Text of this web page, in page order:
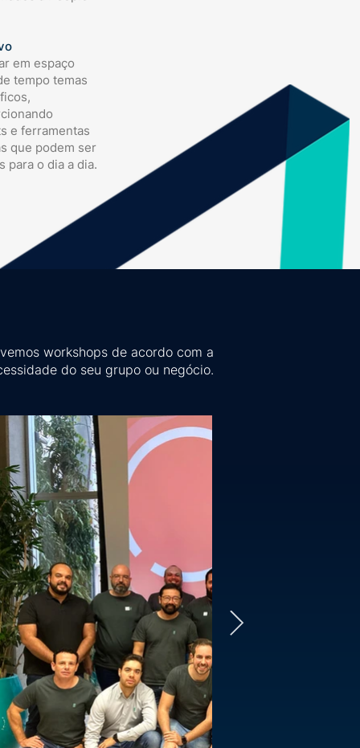
em espaço
tempo temas
e ferramentas
que podem ser
para o dia a dia.
workshops de acordo com a
do seu grupo ou negócio.